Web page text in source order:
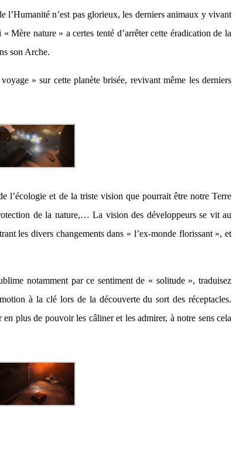
l’Humanité n’est pas glorieux, les derniers animaux y vivant
Mère nature » a certes tenté d’arrêter cette éradication de la
son Arche.
» sur cette planète brisée, revivant même les derniers
l’écologie et de la triste vision que pourrait être notre Terre
de la nature,… La vision des développeurs se vit au
les divers changements dans « l’ex-monde florissant », et
notamment par ce sentiment de « solitude », traduisez
à la clé lors de la découverte du sort des réceptacles.
plus de pouvoir les câliner et les admirer, à notre sens cela